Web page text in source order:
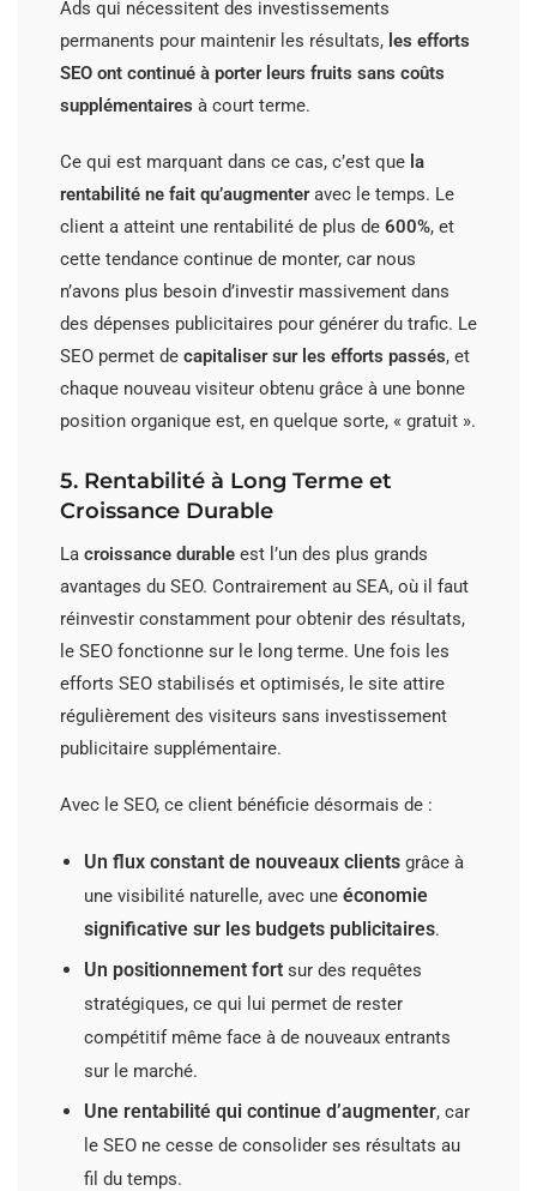
Ads qui nécessitent des investissements
permanents pour maintenir les résultats, les efforts
SEO ont continué à porter leurs fruits sans coûts
supplémentaires à court terme.
Ce qui est marquant dans ce cas, c’est que la
rentabilité ne fait qu’augmenteravec le temps. Le
client a atteint une rentabilité de plus de 600%, et
cette tendance continue de monter, car nous
n’avons plus besoin d’investir massivement dans
des dépenses publicitaires pour générer du trafic. Le
SEO permet de capitaliser sur les efforts passés, et
chaque nouveau visiteur obtenu grâce à une bonne
position organique est, en quelque sorte, « gratuit ».
5. Rentabilité à Long Terme et
Croissance Durable
La croissance durable est l’un des plus grands
avantages du SEO. Contrairement au SEA, où il faut
réinvestir constamment pour obtenir des résultats,
le SEO fonctionne sur le long terme. Une fois les
efforts SEO stabilisés et optimisés, le site attire
régulièrement des visiteurs sans investissement
publicitaire supplémentaire.
Avec le SEO, ce client bénéficie désormais de :
Un flux constant de nouveaux clients grâce à
une visibilité naturelle, avec une économie
significative sur les budgets publicitaires.
Un positionnement fort sur des requêtes
stratégiques, ce qui lui permet de rester
compétitif même face à de nouveaux entrants
sur le marché.
Une rentabilité qui continue d’augmenter, car
le SEO ne cesse de consolider ses résultats au
fil du temps.